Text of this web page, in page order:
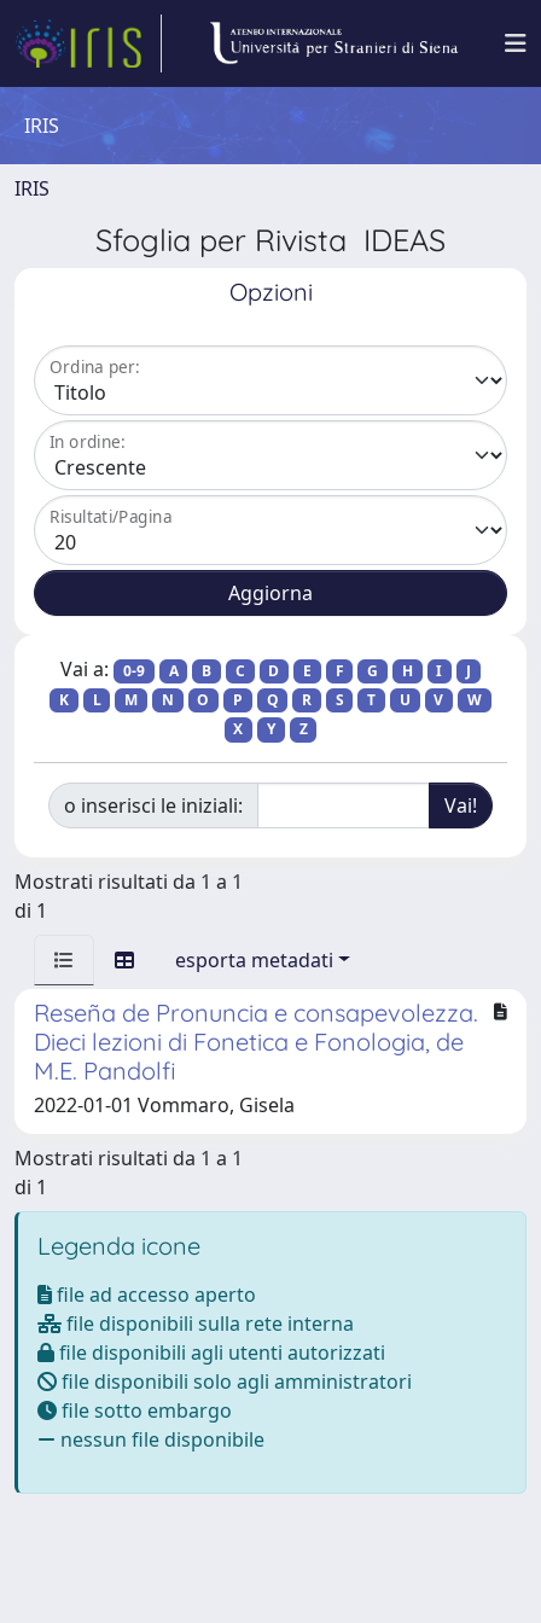
IRIS
IRIS
Sfoglia per Rivista IDEAS
Opzioni
Ordina per:
In ordine:
Risultati/Pagina
Vai a: 0-9 A B C D E F G H I
J
K
L M N O P Q R S T U V
W
X
Y Z
o inserisci le iniziali:
Mostrati risultati da 1 a 1
di 1
esporta metadati
Reseña de Pronuncia e consapevolezza.
Dieci lezioni di Fonetica e Fonologia, de
M.E. Pandolfi
2022-01-01 Vommaro, Gisela
Mostrati risultati da 1 a 1
di 1
Legenda icone
file ad accesso aperto
file disponibili sulla rete interna
file disponibili agli utenti autorizzati
file disponibili solo agli amministratori
file sotto embargo
nessun file disponibile